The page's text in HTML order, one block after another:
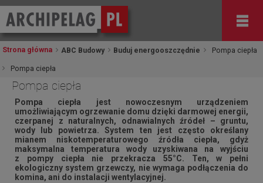
Strona główna ABC Budowy Buduj energooszczędnie Pompa ciepła
Pompa ciepła
Pompa ciepła
Pompa ciepła jest nowoczesnym urządzeniem
umożliwiającym ogrzewanie domu dzięki darmowej energii,
czerpanej z naturalnych, odnawialnych źródeł – gruntu,
wody lub powietrza.System ten jest często określany
mianem niskotemperaturowego źródła ciepła, gdyż
maksymalna temperatura wody uzyskiwana na wyjściu
z pompy ciepła nie przekracza 55°C. Ten, w pełni
ekologiczny system grzewczy, nie wymaga podłączenia do
komina, ani do instalacji wentylacyjnej.